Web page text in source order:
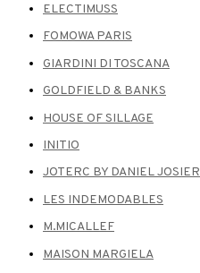
ELECTIMUSS
FOMOWA PARIS
GIARDINI DI TOSCANA
GOLDFIELD & BANKS
HOUSE OF SILLAGE
INITIO
JOTERC BY DANIEL JOSIER
LES INDEMODABLES
M.MICALLEF
MAISON MARGIELA